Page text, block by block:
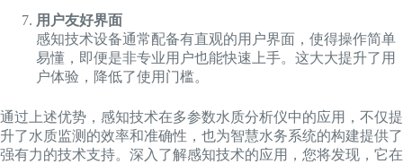
用户友好界面
感知技术设备通常配备有直观的用户界面，使得操作简单
易懂，即便是非专业用户也能快速上手。这大大提升了用
户体验，降低了使用门槛。
通过上述优势，感知技术在多参数水质分析仪中的应用，不仅提
升了水质监测的效率和准确性，也为智慧水务系统的构建提供了
强有力的技术支持。深入了解感知技术的应用，您将发现，它在